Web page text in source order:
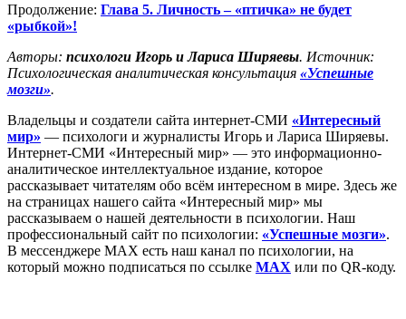
Продолжение: Глава 5. Личность – «птичка» не будет
«рыбкой»!
Авторы: психологи Игорь и Лариса Ширяевы. Источник:
Психологическая аналитическая консультация «Успешные
мозги».
Владельцы и создатели сайта интернет-СМИ «Интересный
мир» — психологи и журналисты Игорь и Лариса Ширяевы.
Интернет-СМИ «Интересный мир» — это информационно-
аналитическое интеллектуальное издание, которое
рассказывает читателям обо всём интересном в мире. Здесь же
на страницах нашего сайта «Интересный мир» мы
рассказываем о нашей деятельности в психологии. Наш
профессиональный сайт по психологии: «Успешные мозги».
В мессенджере MAX есть наш канал по психологии, на
который можно подписаться по ссылке MAX или по QR-коду.